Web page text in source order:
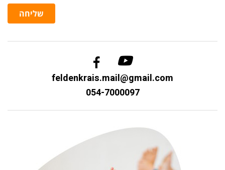
שליחה
feldenkrais.mail@gmail.com
054-7000097